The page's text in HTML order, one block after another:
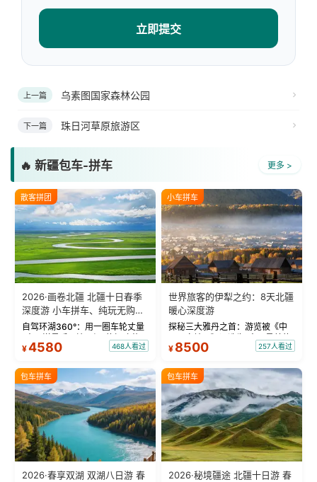
立即提交
上一篇 乌素图国家森林公园
下一篇 珠日河草原旅游区
🔥 新疆包车-拼车 更多 >
散客拼团
2026·画卷北疆 北疆十日春季
深度游 小车拼车、纯玩无购
物！
自驾环湖360°：用一圈车轮丈量
“大西洋最后一滴眼泪”的极致蔚
蓝。 赛湖旅拍：甄选多款风格服
绝美瞬间。 赛湖坦克300跟车视
频：专业摄影师...
¥4580 468人看过
小车拼车
世界旅客的伊犁之约：8天北疆
暖心深度游
探秘三大雅丹之首：游览被《中
国国家地理》评选为“中国最美的
三大雅丹”第一名的克拉玛依魔鬼
瓦人最大村落——禾木村，欣赏
晨雾与小木...
¥ 8500 257人看过
包车拼车
2026·春享双湖 双湖八日游 春
包车拼车
2026·秘境疆途 北疆十日游 春